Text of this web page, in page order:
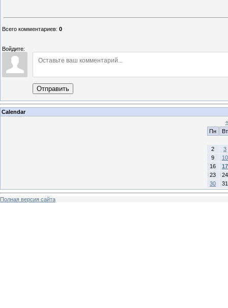
Всего комментариев: 0
Войдите:
Отправить
Calendar
«
Пн
Вт
2
3
9
10
16
17
23
24
30
31
Полная версия сайта